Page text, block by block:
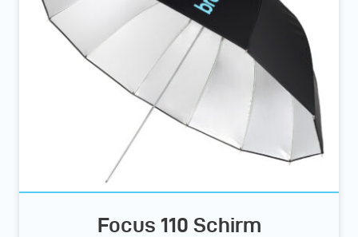
Focus 110 Schirm